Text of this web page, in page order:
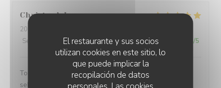
El restaurante y sus socios
utilizan cookies en este sitio, lo
que puede implicar la
recopilación de datos
Christoph L
2026-08-05
Servicio
Ambiente: 5/5 Menú: 4/5 Calidad / Precio 4/5
Tolle Lage direkt am Meer. Leckeres Essen. Bedienung
sehr freundlich. Preise sind ok und aufgrund des